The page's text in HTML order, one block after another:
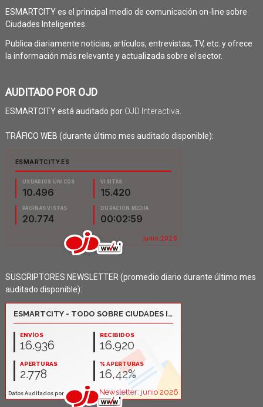
ESMARTCITY es el principal medio de comunicación on-line sobre
Ciudades Inteligentes.
Publica diariamente noticias, artículos, entrevistas, TV, etc. y ofrece
la información más relevante y actualizada sobre el sector.
AUDITADO POR OJD
ESMARTCITY está auditado por OJD Interactiva.
TRÁFICO WEB (durante último mes auditado disponible):
SUSCRIPTORES NEWSLETTER (promedio diario durante último mes
auditado disponible):